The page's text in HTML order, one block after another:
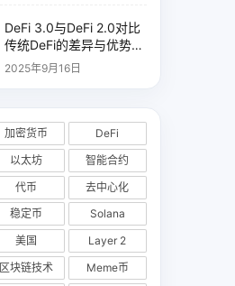
DeFi 3.0与DeFi 2.0对比
传统DeFi的差异与优势分
析
2025年9月16日
加密货币
DeFi
以太坊
智能合约
代币
去中心化
稳定币
Solana
美国
Layer 2
区块链技术
Meme币